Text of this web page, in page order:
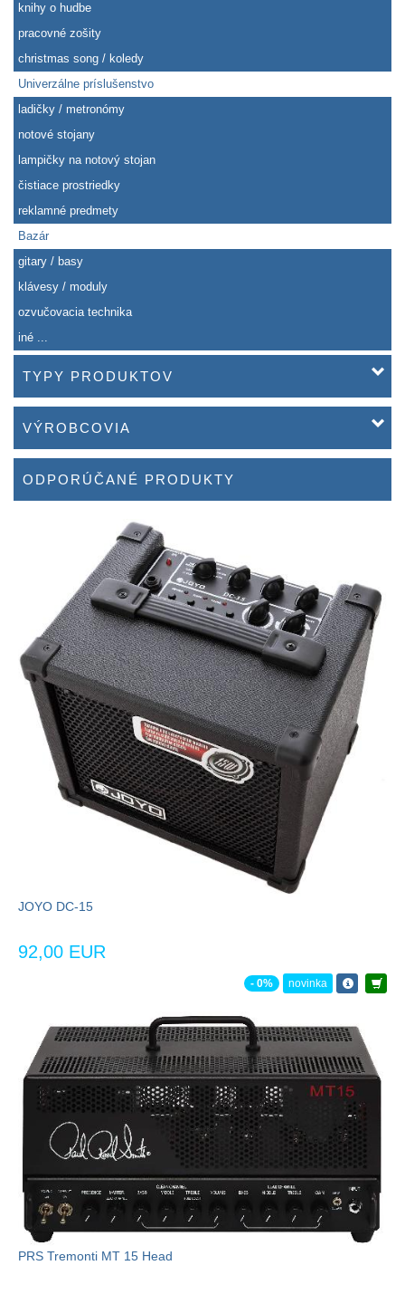
knihy o hudbe
pracovné zošity
christmas song / koledy
Univerzálne príslušenstvo
ladičky / metronómy
notové stojany
lampičky na notový stojan
čistiace prostriedky
reklamné predmety
Bazár
gitary / basy
klávesy / moduly
ozvučovacia technika
iné ...
TYPY PRODUKTOV
VÝROBCOVIA
ODPORÚČANÉ PRODUKTY
JOYO DC-15
92,00 EUR
- 0% novinka
PRS Tremonti MT 15 Head